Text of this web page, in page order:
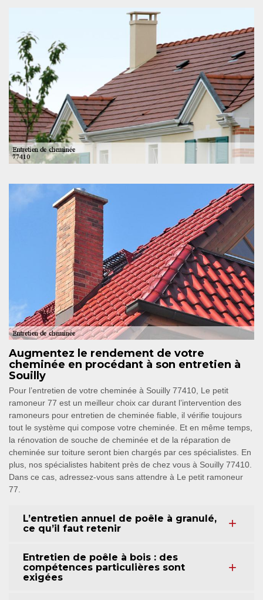
Augmentez le rendement de votre
cheminée en procédant à son entretien à
Souilly
Pour l’entretien de votre cheminée à Souilly 77410, Le petit
ramoneur 77 est un meilleur choix car durant l’intervention des
ramoneurs pour entretien de cheminée fiable, il vérifie toujours
tout le système qui compose votre cheminée. Et en même temps,
la rénovation de souche de cheminée et de la réparation de
cheminée sur toiture seront bien chargés par ces spécialistes. En
plus, nos spécialistes habitent près de chez vous à Souilly 77410.
Dans ce cas, adressez-vous sans attendre à Le petit ramoneur
77.
L’entretien annuel de poêle à granulé,
ce qu’il faut retenir
Entretien de poêle à bois : des
compétences particulières sont
exigées